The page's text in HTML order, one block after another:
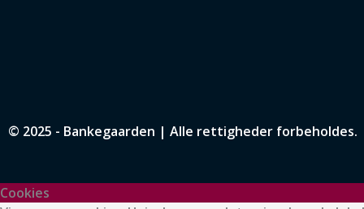
© 2025 - Bankegaarden | Alle rettigheder forbeholdes.
Cookies